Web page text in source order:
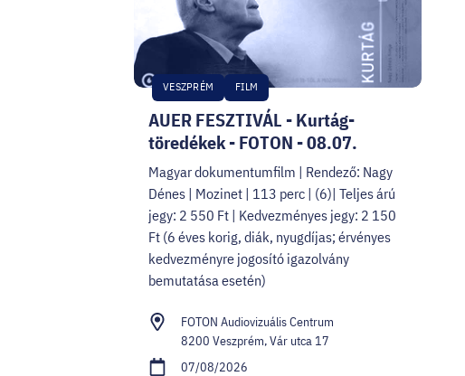
AUER FESZTIVÁL - Kurtág-
töredékek - FOTON - 08.07.
VESZPRÉM FILM
Magyar dokumentumfilm | Rendező: Nagy
Dénes | Mozinet | 113 perc | (6)| Teljes árú
jegy: 2 550 Ft | Kedvezményes jegy: 2 150
Ft (6 éves korig, diák, nyugdíjas; érvényes
kedvezményre jogosító igazolvány
bemutatása esetén)
FOTON Audiovizuális Centrum
8200 Veszprém, Vár utca 17
07/08/2026